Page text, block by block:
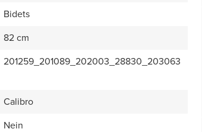
Bidets
82 cm
201259_201089_202003_28830_203063
Calibro
Nein